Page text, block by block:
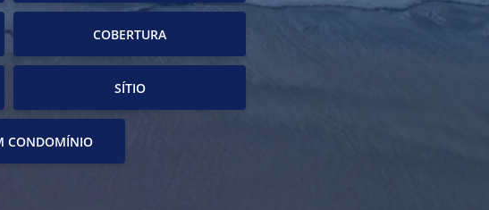
COBERTURA
SÍTIO
CONDOMÍNIO